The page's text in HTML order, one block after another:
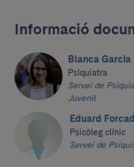
Informació
Blanca Garcia
Psiquiatra
Servei de
Juvenil
Eduard
Psicòleg clínic
Servei de